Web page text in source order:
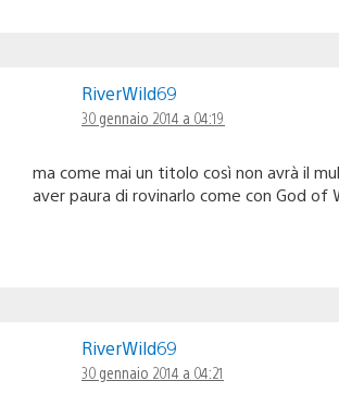
RiverWild69
30 gennaio 2014 a 04:19
ma come mai un titolo così non avrà il
aver paura di rovinarlo come con God of
RiverWild69
30 gennaio 2014 a 04:21